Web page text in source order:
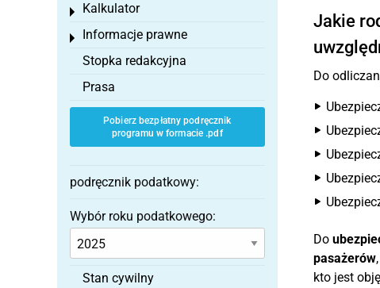
Jakie
Do
Do
pasażerów,
kto jest
Kalkulator
Toggle menu
Informacje prawne
Toggle menu
Stopka redakcyjna
Prasa
Pobierz bezpłatny podręcznik
programu w formacie .pdf
podręcznik podatkowy:
Wybór roku podatkowego:
Stan cywilny